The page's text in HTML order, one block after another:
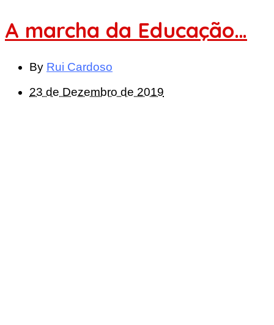
A marcha da Educação…
By Rui Cardoso
23 de Dezembro de 2019